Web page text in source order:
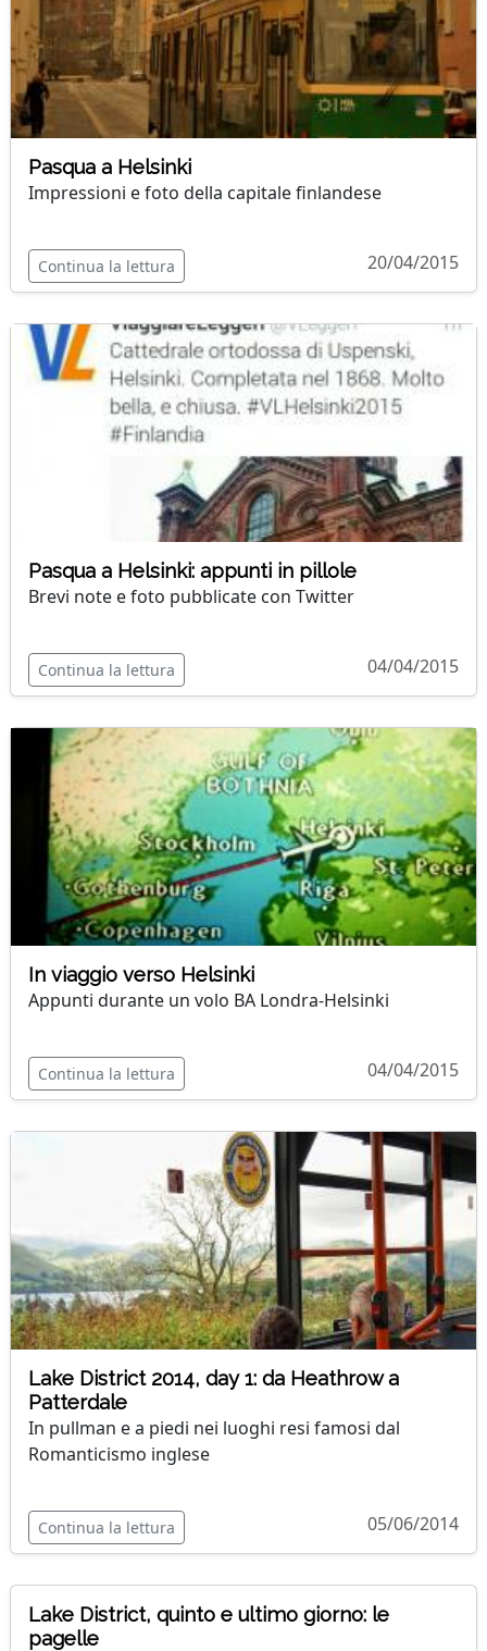
Pasqua a Helsinki
Impressioni e foto della capitale finlandese
Continua la lettura 20/04/2015
Pasqua a Helsinki: appunti in pillole
Brevi note e foto pubblicate con Twitter
Continua la lettura 04/04/2015
In viaggio verso Helsinki
Appunti durante un volo BA Londra-Helsinki
Continua la lettura 04/04/2015
Lake District 2014, day 1: da Heathrow a
Patterdale
In pullman e a piedi nei luoghi resi famosi dal
Romanticismo inglese
Continua la lettura 05/06/2014
Lake District, quinto e ultimo giorno: le
pagelle